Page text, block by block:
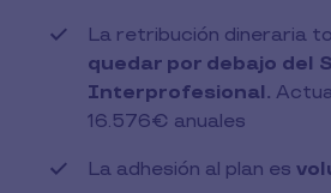
La retribución dineraria
quedar por debajo del
Interprofesional.
16.576€ anuales
La adhesión al plan es